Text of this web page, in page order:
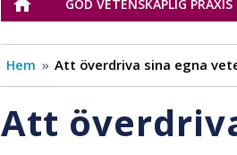
ETUSIVUGOD VETENSKAPLIG PRAXIS
Hem Att överdriva sina egna
Att